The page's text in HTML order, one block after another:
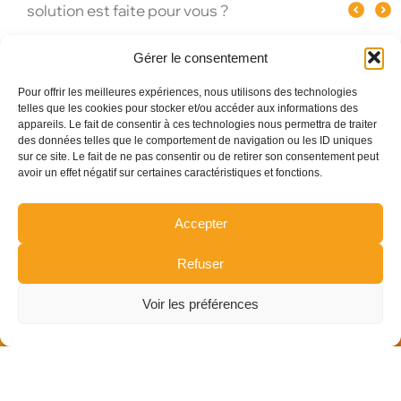
Gérer le consentement
Pour offrir les meilleures expériences, nous utilisons des technologies
telles que les cookies pour stocker et/ou accéder aux informations des
appareils. Le fait de consentir à ces technologies nous permettra de traiter
des données telles que le comportement de navigation ou les ID uniques
sur ce site. Le fait de ne pas consentir ou de retirer son consentement peut
avoir un effet négatif sur certaines caractéristiques et fonctions.
Accepter
Refuser
Voir les préférences
événement d’entreprise à Paris ?
du champagne ?